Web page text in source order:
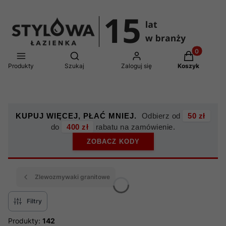
Produkty
Otwórz wyszukiwarkę
Szukaj Zaloguj się
Produkty
Koszyk
KUPUJ WIĘCEJ, PŁAĆ MNIEJ. Odbierz od
50 zł
do
400 zł rabatu na zamówienie.
ZOBACZ KODY
Zlewozmywaki granitowe
Filtry
Produkty: 142